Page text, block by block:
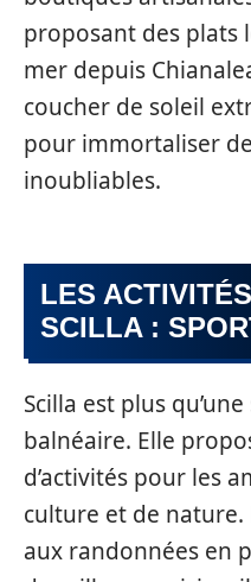
proposant des plats
mer depuis
coucher de soleil
pour immortaliser
inoubliables.
LES
SCILLA :
Scilla est plus
balnéaire. Elle
d’activités pour les
culture et de
aux randonnées en